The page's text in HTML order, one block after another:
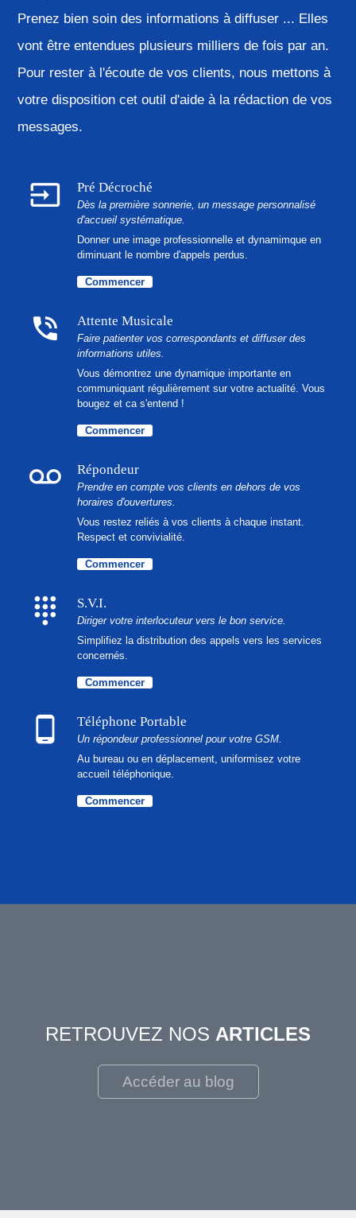
Prenez bien soin des informations à diffuser ... Elles
vont être entendues plusieurs milliers de fois par an.
Pour rester à l'écoute de vos clients, nous mettons à
votre disposition cet outil d'aide à la rédaction de vos
messages.
input Pré Décroché
Dès la première sonnerie, un message personnalisé
d'accueil systématique.
Donner une image professionnelle et dynamimque en
diminuant le nombre d'appels perdus.
Commencer
phone_in_talk Attente Musicale
Faire patienter vos correspondants et diffuser des
informations utiles.
Vous démontrez une dynamique importante en
communiquant régulièrement sur votre actualité. Vous
bougez et ca s'entend !
Commencer
voicemail Répondeur
Prendre en compte vos clients en dehors de vos
horaires d'ouvertures.
Vous restez reliés à vos clients à chaque instant.
Respect et convivialité.
Commencer
dialpad S.V.I.
Diriger votre interlocuteur vers le bon service.
Simplifiez la distribution des appels vers les services
concernés.
Commencer
phone_android Téléphone Portable
Un répondeur professionnel pour votre GSM.
Au bureau ou en déplacement, uniformisez votre
accueil téléphonique.
Commencer
RETROUVEZ NOS ARTICLES
Accéder au blog